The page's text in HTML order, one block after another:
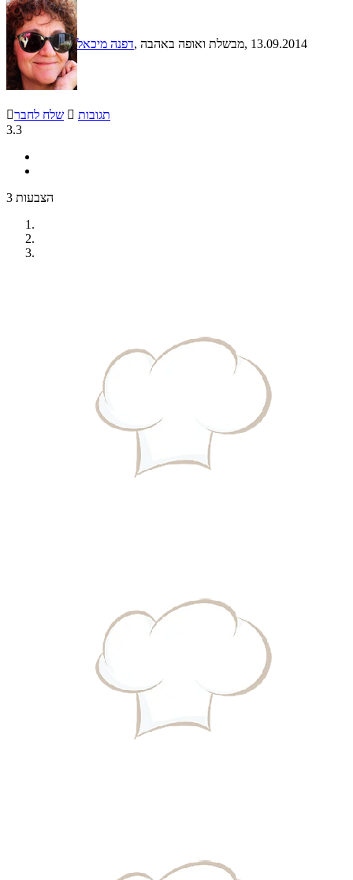
דפנה מיכאל , מבשלת ואופה באהבה, 13.09.2014
שלח לחבר  תגובות
3.3
3 הצבעות